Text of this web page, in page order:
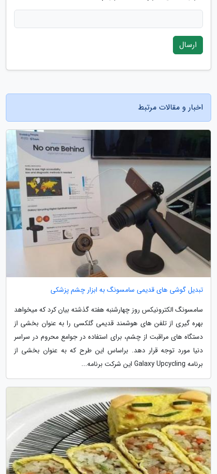
ارسال
اخبار و مقالات مرتبط
تبدیل گوشی های قدیمی سامسونگ به ابزار چشم پزشکی
سامسونگ الکترونیکس روز چهارشنبه هفته گذشته بیان کرد که میخواهد
بهره گیری از تلفن های هوشمند قدیمی گلکسی را به عنوان بخشی از
دستگاه های مراقبت از چشم، برای استفاده در جوامع محروم در سراسر
دنیا مورد توجه قرار دهد. براساس این طرح که به عنوان بخشی از
برنامه Galaxy Upcycling این شرکت برنامه...